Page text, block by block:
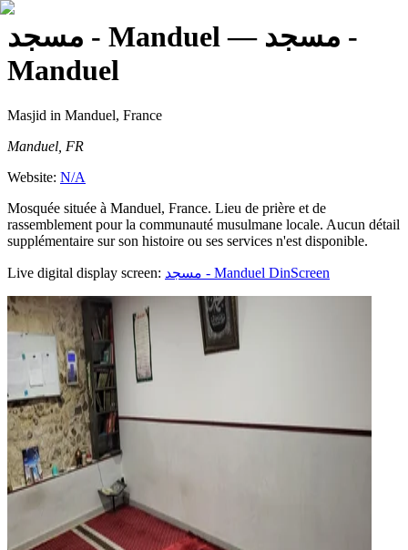
مسجد - Manduel— مسجد -
Manduel
Masjid in Manduel, France
Manduel, FR
Website: N/A
Mosquée située à Manduel, France. Lieu de prière et de
rassemblement pour la communauté musulmane locale. Aucun détail
supplémentaire sur son histoire ou ses services n'est disponible.
Live digital display screen: مسجد - Manduel DinScreen